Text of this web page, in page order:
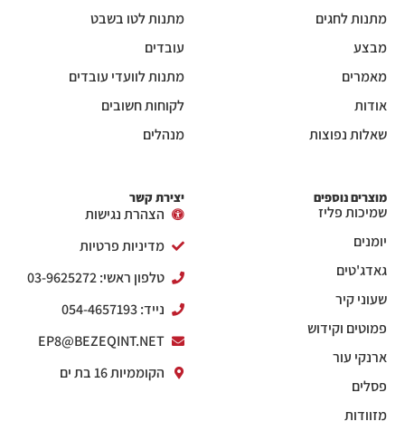
מתנות לחגים
מבצע
מאמרים
אודות
שאלות נפוצות
מתנות לטו בשבט
עובדים
מתנות לוועדי עובדים
לקוחות חשובים
מנהלים
מוצרים נוספים
שמיכות פליז
יומנים
גאדג'טים
שעוני קיר
פמוטים וקידוש
ארנקי עור
פסלים
מזוודות
יצירת קשר
הצהרת נגישות
מדיניות פרטיות
טלפון ראשי: 03-9625272
נייד: 054-4657193
EP8@BEZEQINT.NET
הקוממיות 16 בת ים